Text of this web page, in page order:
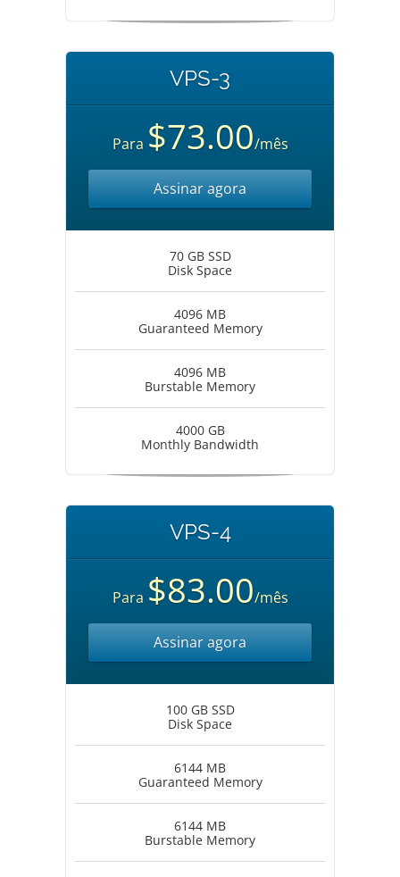
VPS-3
Para $73.00/mês
Assinar agora
70 GB SSD
Disk Space
4096 MB
Guaranteed Memory
4096 MB
Burstable Memory
4000 GB
Monthly Bandwidth
VPS-4
Para $83.00/mês
Assinar agora
100 GB SSD
Disk Space
6144 MB
Guaranteed Memory
6144 MB
Burstable Memory